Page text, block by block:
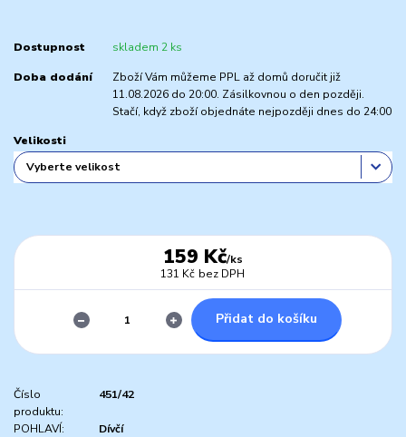
Dostupnost skladem 2 ks
Doba dodání
Zboží Vám můžeme PPL až domů doručit již
11.08.2026 do 20:00. Zásilkovnou o den později.
Stačí, když zboží objednáte nejpozději dnes do 24:00
Velikosti
159 Kč/ks
131 Kč bez DPH
Přidat do košíku
Číslo
produktu:
451/42
POHLAVÍ:
Dívčí